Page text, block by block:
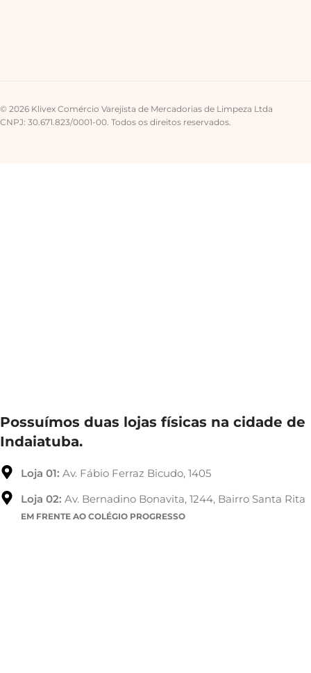
© 2026 Klivex Comércio Varejista de Mercadorias de Limpeza Ltda
CNPJ: 30.671.823/0001-00. Todos os direitos reservados.
Possuímos duas lojas físicas na cidade de
Indaiatuba.
Loja 01: Av. Fábio Ferraz Bicudo, 1405
Loja 02: Av. Bernadino Bonavita, 1244, Bairro Santa Rita
EM FRENTE AO COLÉGIO PROGRESSO